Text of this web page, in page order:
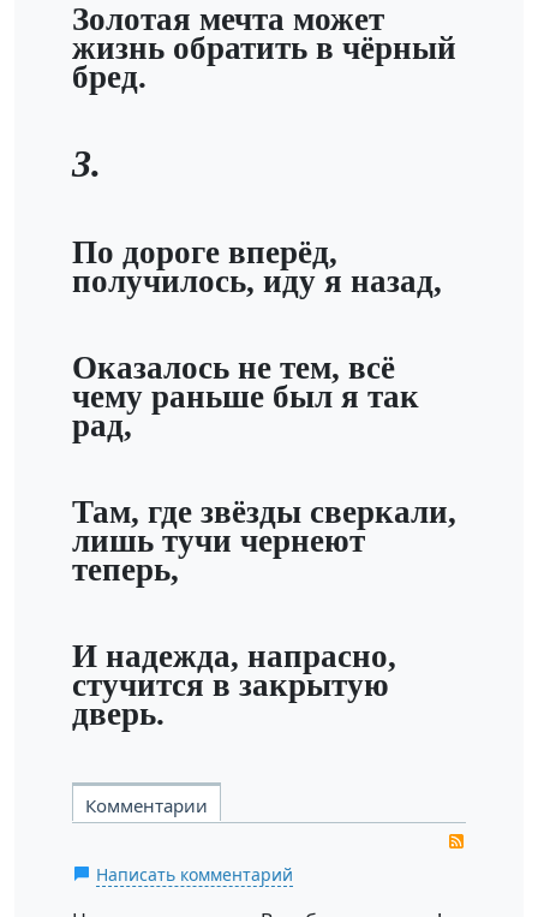
Золотая мечта может
жизнь обратить в чёрный
бред.
3.
По дороге вперёд,
получилось, иду я назад,
Оказалось не тем, всё
чему раньше был я так
рад,
Там, где звёзды сверкали,
лишь тучи чернеют
теперь,
И надежда, напрасно,
стучится в закрытую
дверь.
Комментарии
Написать комментарий